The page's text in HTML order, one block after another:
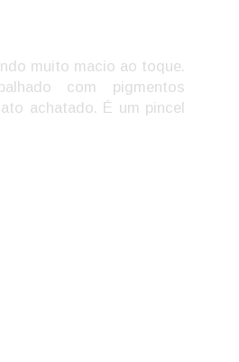
muito macio ao toque.
com pigmentos
achatado. É um pincel